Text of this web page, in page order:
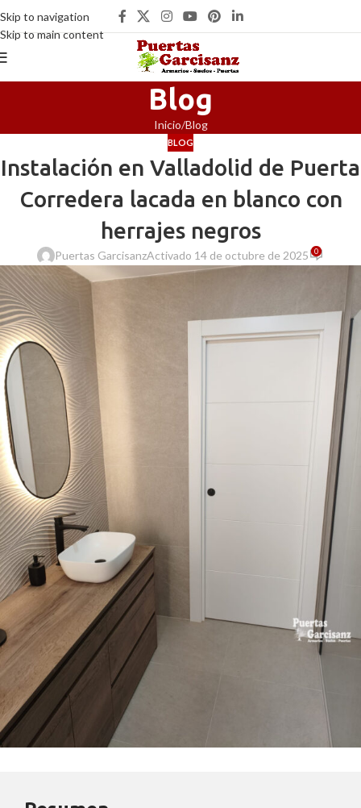
Skip to navigation
Skip to main content
Blog
Inicio Blog
BLOG
Instalación en Valladolid de Puerta
Corredera lacada en blanco con
herrajes negros
Puertas GarcisanzActivado 14 de octubre de 2025 0